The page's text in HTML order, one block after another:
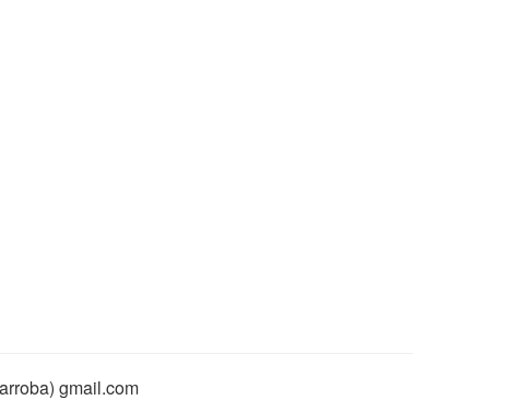
gmail.com